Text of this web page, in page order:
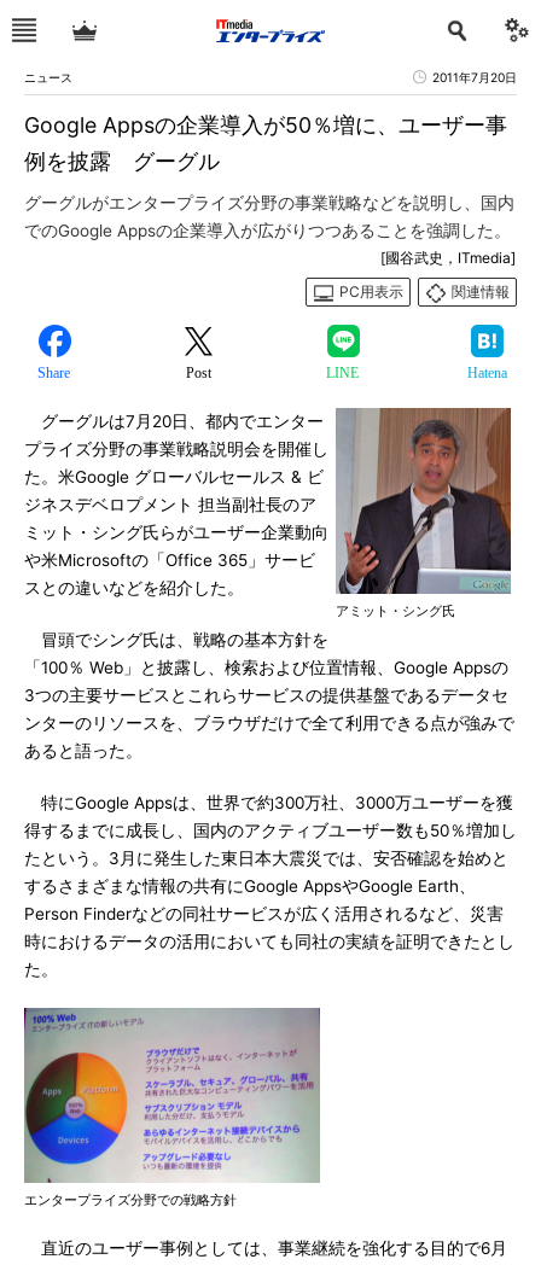
ニュース 2011年7月20日
Google Appsの企業導入が50％増に、ユーザー事
例を披露 グーグル
グーグルがエンタープライズ分野の事業戦略などを説明し、国内
でのGoogle Appsの企業導入が広がりつつあることを強調した。
[國谷武史，ITmedia]
PC用表示
関連情報
Share Post LINE Hatena
アミット・シング氏
グーグルは7月20日、都内でエンター
プライズ分野の事業戦略説明会を開催し
た。米Google グローバルセールス & ビ
ジネスデベロプメント 担当副社長のア
ミット・シング氏らがユーザー企業動向
や米Microsoftの「Office 365」サービ
スとの違いなどを紹介した。
冒頭でシング氏は、戦略の基本方針を
「100％ Web」と披露し、検索および位置情報、Google Appsの
3つの主要サービスとこれらサービスの提供基盤であるデータセ
ンターのリソースを、ブラウザだけで全て利用できる点が強みで
あると語った。
特にGoogle Appsは、世界で約300万社、3000万ユーザーを獲
得するまでに成長し、国内のアクティブユーザー数も50％増加し
たという。3月に発生した東日本大震災では、安否確認を始めと
するさまざまな情報の共有にGoogle AppsやGoogle Earth、
Person Finderなどの同社サービスが広く活用されるなど、災害
時におけるデータの活用においても同社の実績を証明できたとし
た。
エンタープライズ分野での戦略方針
直近のユーザー事例としては、事業継続を強化する目的で6月